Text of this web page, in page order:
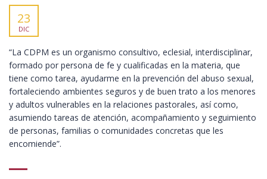
23
DIC
“La CDPM es un organismo consultivo, eclesial, interdisciplinar,
formado por persona de fe y cualificadas en la materia, que
tiene como tarea, ayudarme en la prevención del abuso sexual,
fortaleciendo ambientes seguros y de buen trato a los menores
y adultos vulnerables en la relaciones pastorales, así como,
asumiendo tareas de atención, acompañamiento y seguimiento
de personas, familias o comunidades concretas que les
encomiende”.